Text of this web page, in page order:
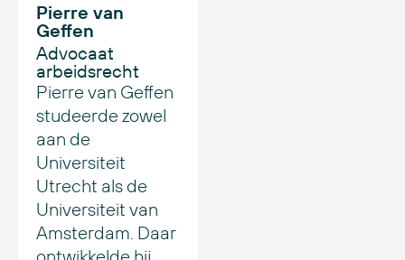
Pierre van
Geffen
Advocaat
arbeidsrecht
Pierre van Geffen
studeerde zowel
aan de
Universiteit
Utrecht als de
Universiteit van
Amsterdam. Daar